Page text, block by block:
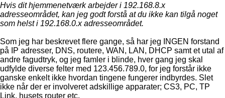
Hvis dit hjemmenetværk arbejder i 192.168.8.x
adresseområdet, kan jeg godt forstå at du ikke kan tilgå noget
som helst i 192.168.0.x adresseområdet.
Som jeg har beskrevet flere gange, så har jeg INGEN forstand
på IP adresser, DNS, routere, WAN, LAN, DHCP samt et utal af
andre fagudtryk, og jeg famler i blinde, hver gang jeg skal
udfylde diverse felter med 123.456.789.0, for jeg forstår ikke
ganske enkelt ikke hvordan tingene fungerer indbyrdes. Slet
ikke når der er involveret adskillige apparater; CS3, PC, TP
Link, husets router etc.